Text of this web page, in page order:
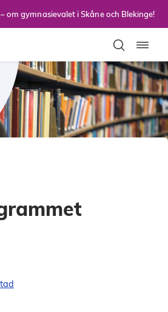
om gymnasievalet i Skåne och Blekinge!